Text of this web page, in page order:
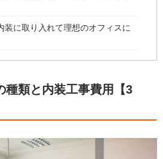
装に取り入れて理想のオフィスに
種類と内装工事費用【3